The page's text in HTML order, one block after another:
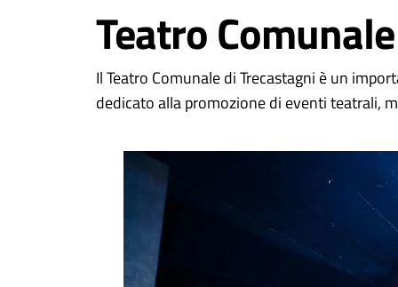
Teatro Comunale
Dettagli del luogo
Il Teatro Comunale di Trecastagni è un
dedicato alla promozione di eventi teatrali,